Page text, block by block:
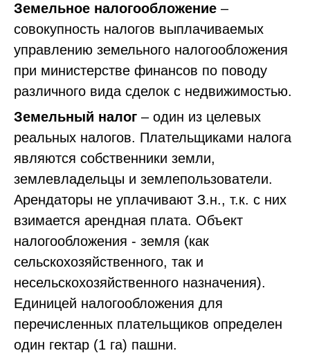
Земельное налогообложение –
совокупность налогов выплачиваемых
управлению земельного налогообложения
при министерстве финансов по поводу
различного вида сделок с недвижимостью.
Земельный налог – один из целевых
реальных налогов. Плательщиками налога
являются собственники земли,
землевладельцы и землепользователи.
Арендаторы не уплачивают З.н., т.к. с них
взимается арендная плата. Объект
налогообложения - земля (как
сельскохозяйственного, так и
несельскохозяйственного назначения).
Единицей налогообложения для
перечисленных плательщиков определен
один гектар (1 га) пашни.